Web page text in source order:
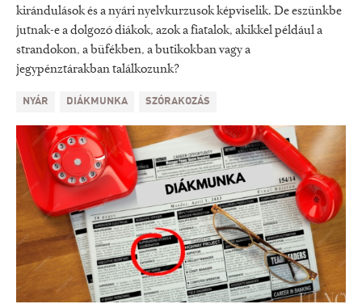
kirándulások és a nyári nyelvkurzusok képviselik. De eszünkbe
jutnak-e a dolgozó diákok, azok a fiatalok, akikkel például a
strandokon, a büfékben, a butikokban vagy a
jegypénztárakban találkozunk?
NYÁR DIÁKMUNKA SZÓRAKOZÁS